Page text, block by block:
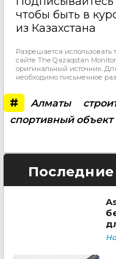
чтобы быть в
из Казахстана
Разрешается использовать
сайте The Qazaqstan
оригинальный источник.
необходимо письменное
# Алматы
спортивный объект
Последние